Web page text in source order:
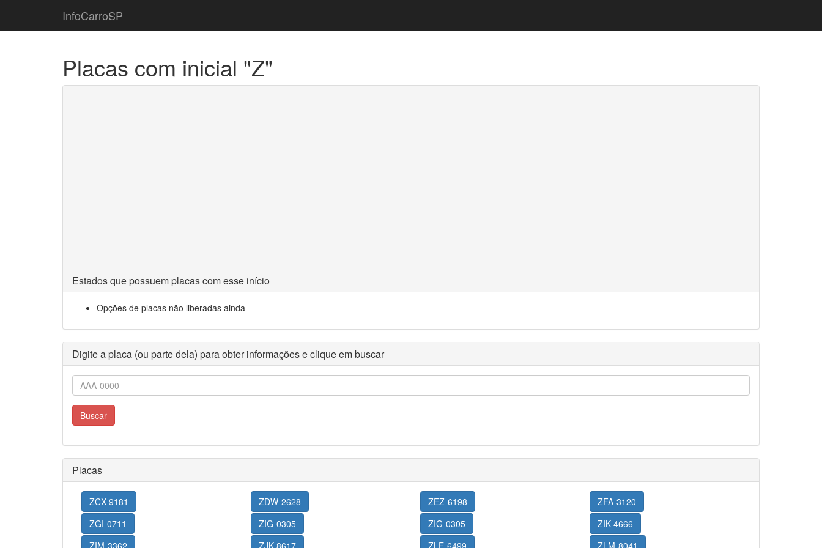
InfoCarroSP
Placas com inicial "Z"
Estados que possuem placas com esse início
Opções de placas não liberadas ainda
Digite a placa (ou parte dela) para obter informações e clique em buscar
Buscar
Placas
ZCX-9181 ZDW-2628 ZEZ-6198
ZFA-3120
ZGI-0711
ZIG-0305 ZIG-0305
ZIK-4666
ZIM-3362
ZJK-8617 ZLE-6499 ZLM-8041